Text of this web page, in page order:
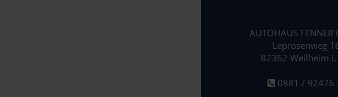
AUTOHAUS FENNER
Leprosenweg
82362 Weilheim i.
0881 / 92476